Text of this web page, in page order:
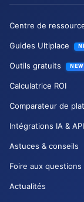
Centre de
Guides Ultiplace
Outils gratuits NEW
Calculatrice ROI
Comparateur de
Intégrations IA & API
Astuces & conseils
Foire aux questions
Actualités